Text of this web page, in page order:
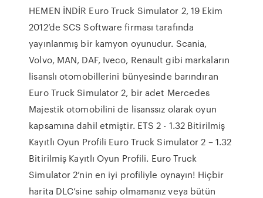
HEMEN İNDİR Euro Truck Simulator 2, 19 Ekim
2012’de SCS Software firması tarafında
yayınlanmış bir kamyon oyunudur. Scania,
Volvo, MAN, DAF, Iveco, Renault gibi markaların
lisanslı otomobillerini bünyesinde barındıran
Euro Truck Simulator 2, bir adet Mercedes
Majestik otomobilini de lisanssız olarak oyun
kapsamına dahil etmiştir. ETS 2 - 1.32 Bitirilmiş
Kayıtlı Oyun Profili Euro Truck Simulator 2 – 1.32
Bitirilmiş Kayıtlı Oyun Profili. Euro Truck
Simulator 2’nin en iyi profiliyle oynayın! Hiçbir
harita DLC’sine sahip olmamanız veya bütün